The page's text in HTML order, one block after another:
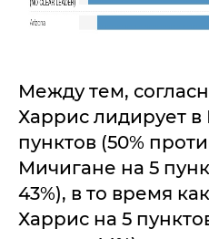
Между тем,
Харрис лидирует
пунктов (50%
Мичигане на 5
43%), в то время
Харрис на 5